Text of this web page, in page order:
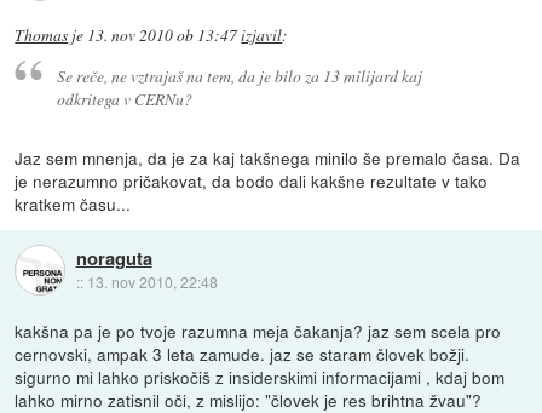
Thomas je 13. nov 2010 ob 13:47izjavil:
Se reče, ne vztrajaš na tem, da je bilo za 13 milijard kaj
odkritega v CERNu?
Jaz sem mnenja, da je za kaj takšnega minilo še premalo časa. Da
je nerazumno pričakovat, da bodo dali kakšne rezultate v tako
kratkem času...
noraguta
:: 13. nov 2010, 22:48
kakšna pa je po tvoje razumna meja čakanja? jaz sem scela pro
cernovski, ampak 3 leta zamude. jaz se staram človek božji.
sigurno mi lahko priskočiš z insiderskimi informacijami , kdaj bom
lahko mirno zatisnil oči, z mislijo: "človek je res brihtna žvau"?